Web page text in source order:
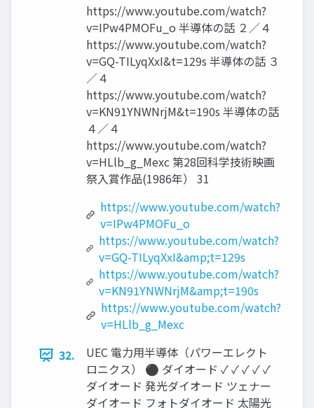
https://www.youtube.com/watch?
v=IPw4PMOFu_o 半導体の話 ２／４
https://www.youtube.com/watch?
v=GQ-TILyqXxI&t=129s 半導体の話 ３
／４
https://www.youtube.com/watch?
v=KN91YNWNrjM&t=190s 半導体の話
４／４
https://www.youtube.com/watch?
v=HLlb_g_Mexc 第28回科学技術映画
祭入賞作品(1986年） 31
https://www.youtube.com/watch?
v=IPw4PMOFu_o
https://www.youtube.com/watch?
v=GQ-TILyqXxI&amp;t=129s
https://www.youtube.com/watch?
v=KN91YNWNrjM&amp;t=190s
https://www.youtube.com/watch?
v=HLlb_g_Mexc
32.
UEC 電力用半導体（パワーエレクト
ロニクス） ⚫ ダイオード ✓ ✓ ✓ ✓ ✓
ダイオード 発光ダイオード ツェナー
ダイオード フォトダイオード 太陽光